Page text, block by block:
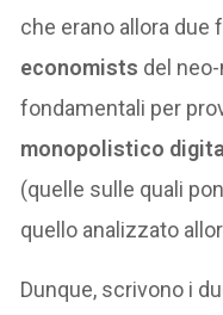
che erano allora due
economists del
fondamentali per
monopolistico
(quelle sulle quali
quello analizzato
Dunque, scrivono i